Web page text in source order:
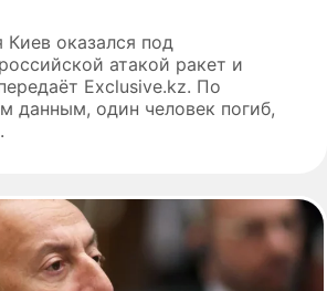
оказался под
атакой ракет и
Exclusive.kz. По
данным, один человек погиб,